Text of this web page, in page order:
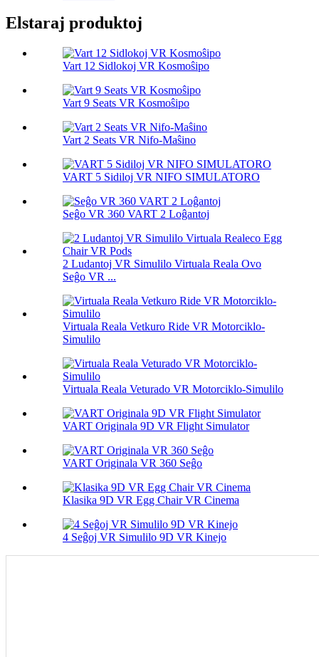
Elstaraj produktoj
Vart 12 Sidlokoj VR Kosmoŝipo
Vart 9 Seats VR Kosmoŝipo
Vart 2 Seats VR Nifo-Maŝino
VART 5 Sidiloj VR NIFO SIMULATORO
Seĝo VR 360 VART 2 Loĝantoj
2 Ludantoj VR Simulilo Virtuala Reala Ovo
Seĝo VR ...
Virtuala Reala Vetkuro Ride VR Motorciklo-
Simulilo
Virtuala Reala Veturado VR Motorciklo-Simulilo
VART Originala 9D VR Flight Simulator
VART Originala VR 360 Seĝo
Klasika 9D VR Egg Chair VR Cinema
4 Seĝoj VR Simulilo 9D VR Kinejo